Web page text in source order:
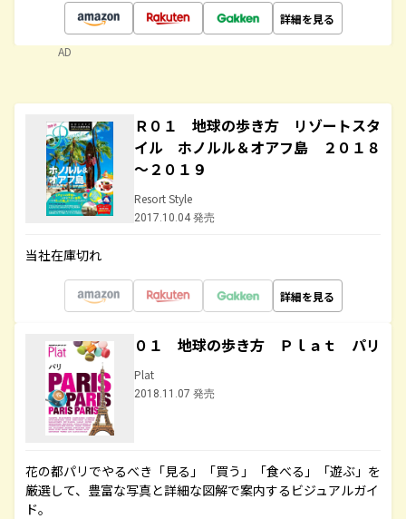
詳細を見る
AD
Ｒ０１ 地球の歩き方 リゾートスタ
イル ホノルル＆オアフ島 ２０１８
～２０１９
Resort Style
2017.10.04 発売
当社在庫切れ
詳細を見る
０１ 地球の歩き方 Ｐｌａｔ パリ
Plat
2018.11.07 発売
花の都パリでやるべき「見る」「買う」「食べる」「遊ぶ」を
厳選して、豊富な写真と詳細な図解で案内するビジュアルガイ
ド。